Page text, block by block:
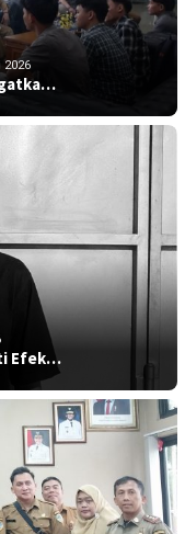
2026
Efek…